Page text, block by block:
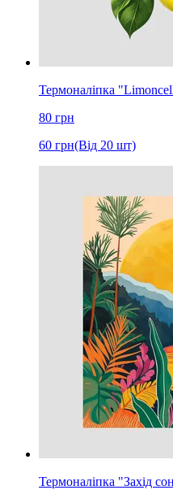
Термоналіпка
80 грн
60 грн(Від 20 шт)
Термоналіпка "Захід